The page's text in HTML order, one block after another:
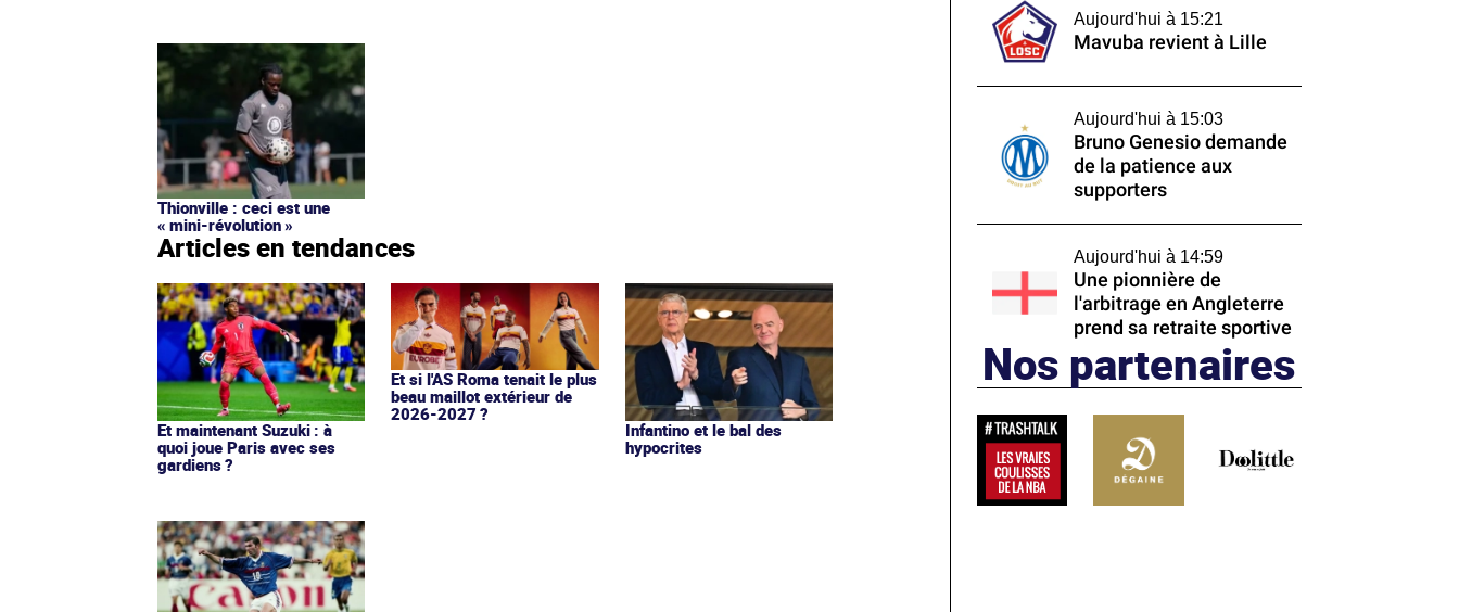
Thionville : ceci est une
« mini-révolution »
Articles en tendances
Et maintenant Suzuki : à
quoi joue Paris avec ses
gardiens ?
Et si l'AS Roma tenait le plus
beau maillot extérieur de
2026-2027 ?
Infantino et le bal des
hypocrites
Aujourd'hui à 15:21
Mavuba revient à Lille
Aujourd'hui à 15:03
Bruno Genesio demande
de la patience aux
supporters
Aujourd'hui à 14:59
Une pionnière de
l'arbitrage en Angleterre
prend sa retraite sportive
Nos partenaires